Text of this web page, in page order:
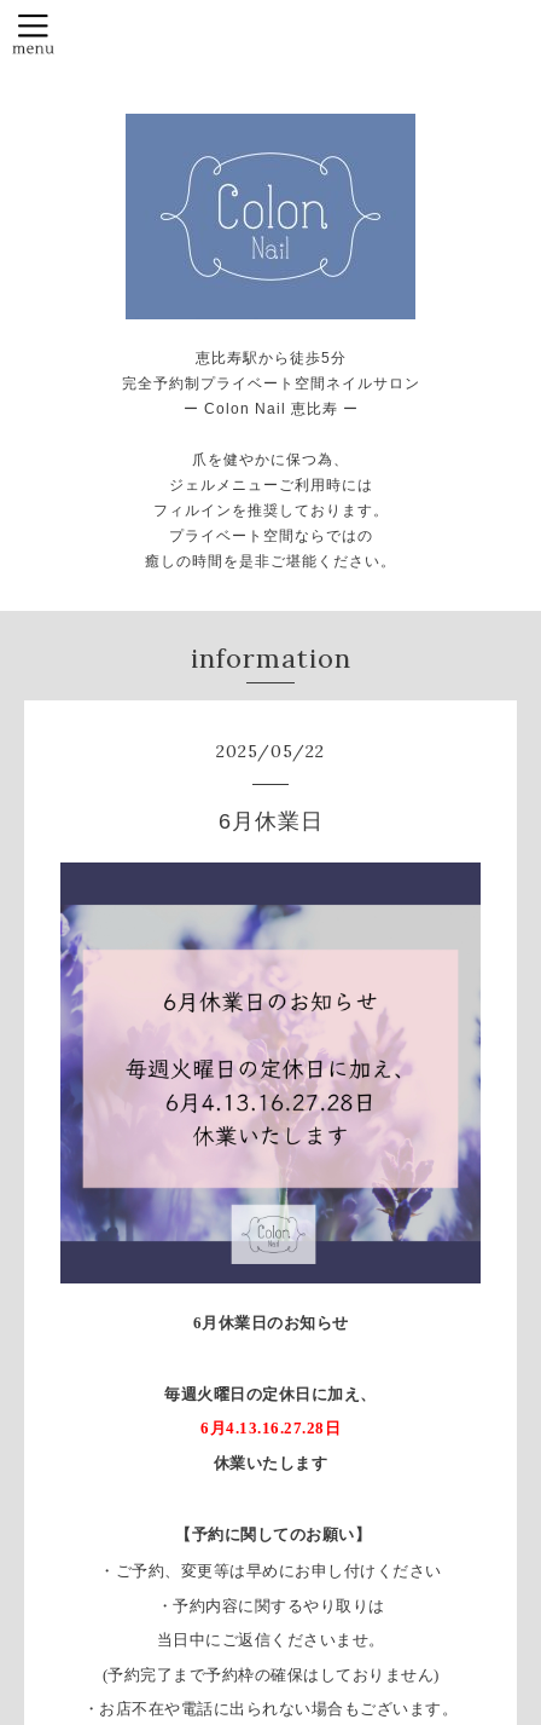
恵比寿駅から徒歩5分
完全予約制プライベート空間ネイルサロン
ー Colon Nail 恵比寿 ー
爪を健やかに保つ為、
ジェルメニューご利用時には
フィルインを推奨しております。
プライベート空間ならではの
癒しの時間を是非ご堪能ください。
information
2025/05/22
6月休業日
6月休業日のお知らせ
毎週火曜日の定休日に加え、
6月4.13.16.27.28日
休業いたします
【予約に関してのお願い】
・ご予約、変更等は早めにお申し付けください
・予約内容に関するやり取りは
当日中にご返信くださいませ。
(予約完了まで予約枠の確保はしておりません)
・お店不在や電話に出られない場合もございます。